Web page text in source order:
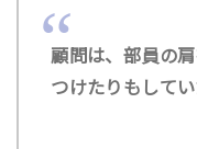
顧問は、部員の
つけたりもして